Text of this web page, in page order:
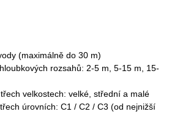
(maximálně do 30 m)
rozsahů: 2-5 m, 5-15 m, 15-
velkostech: velké, střední a malé
úrovních: C1 / C2 / C3 (od nejnižší